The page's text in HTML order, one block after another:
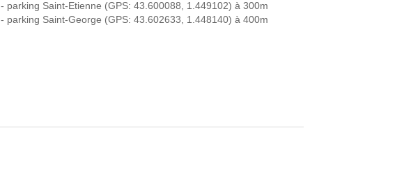
- parking Saint-Etienne (GPS: 43.600088, 1.449102) à 300m
- parking Saint-George (GPS: 43.602633, 1.448140) à 400m